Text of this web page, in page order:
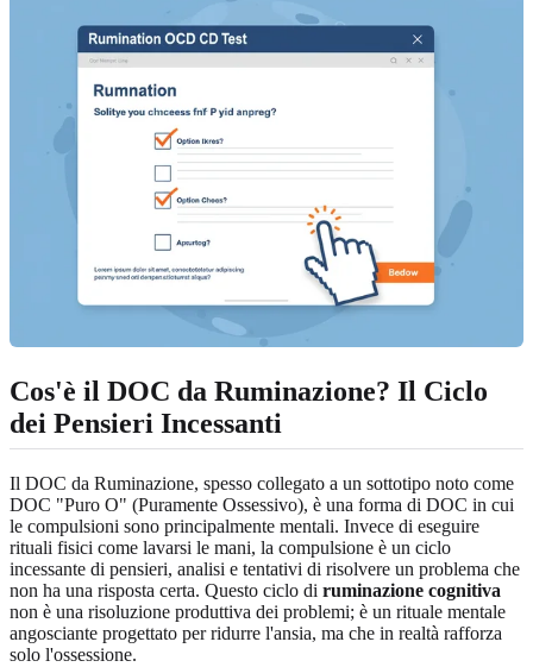
Cos'è il DOC da Ruminazione? Il Ciclo
dei Pensieri Incessanti
Il DOC da Ruminazione, spesso collegato a un sottotipo noto come
DOC "Puro O" (Puramente Ossessivo), è una forma di DOC in cui
le compulsioni sono principalmente mentali. Invece di eseguire
rituali fisici come lavarsi le mani, la compulsione è un ciclo
incessante di pensieri, analisi e tentativi di risolvere un problema che
non ha una risposta certa. Questo ciclo di ruminazione cognitiva
non è una risoluzione produttiva dei problemi; è un rituale mentale
angosciante progettato per ridurre l'ansia, ma che in realtà rafforza
solo l'ossessione.